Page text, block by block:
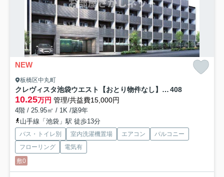
NEW
板橋区中丸町
クレヴィスタ池袋ウエスト【おとり物件なし】#学生・社会人にオススメ！初期費用分割払いOK！ 408
10.25万円 管理/共益費15,000円
4階 / 25.95㎡ / 1K /築9年
山手線「池袋」駅 徒歩13分
バス・トイレ別 室内洗濯機置場 エアコン
バルコニー
フローリング
電気有
敷0